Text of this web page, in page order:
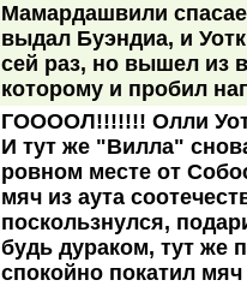
Мамардашвили
выдал Буэндиа, и
сей раз, но вышел из
которому и пробил
ГООООЛ!!!!!!! Олли
И тут же "Вилла"
ровном месте от
мяч из аута
поскользнулся,
будь дураком, тут же
спокойно покатил мяч